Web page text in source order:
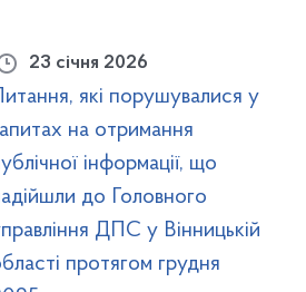
23 січня 2026
які порушувалися у
на отримання
інформації, що
до Головного
ДПС у Вінницькій
протягом грудня